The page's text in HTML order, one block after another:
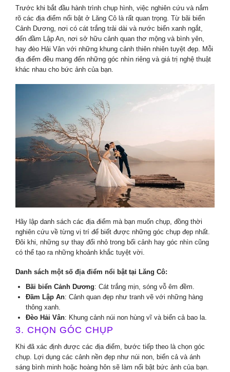
Trước khi bắt đầu hành trình chụp hình, việc nghiên cứu và nắm
rõ các địa điểm nổi bật ở Lăng Cô là rất quan trọng. Từ bãi biển
Cảnh Dương, nơi có cát trắng trải dài và nước biển xanh ngắt,
đến đầm Lập An, nơi sở hữu cảnh quan thơ mộng và bình yên,
hay đèo Hải Vân với những khung cảnh thiên nhiên tuyệt đẹp. Mỗi
địa điểm đều mang đến những góc nhìn riêng và giá trị nghệ thuật
khác nhau cho bức ảnh của bạn.
Hãy lập danh sách các địa điểm mà bạn muốn chụp, đồng thời
nghiên cứu về từng vị trí để biết được những góc chụp đẹp nhất.
Đôi khi, những sự thay đổi nhỏ trong bối cảnh hay góc nhìn cũng
có thể tạo ra những khoảnh khắc tuyệt vời.
Danh sách một số địa điểm nổi bật tại Lăng Cô:
Bãi biển Cảnh Dương: Cát trắng mịn, sóng vỗ êm đềm.
Đầm Lập An: Cảnh quan đẹp như tranh vẽ với những hàng
thông xanh.
Đèo Hải Vân: Khung cảnh núi non hùng vĩ và biển cả bao la.
3. CHỌN GÓC CHỤP
Khi đã xác định được các địa điểm, bước tiếp theo là chọn góc
chụp. Lợi dụng các cảnh nền đẹp như núi non, biển cả và ánh
sáng bình minh hoặc hoàng hôn sẽ làm nổi bật bức ảnh của bạn.